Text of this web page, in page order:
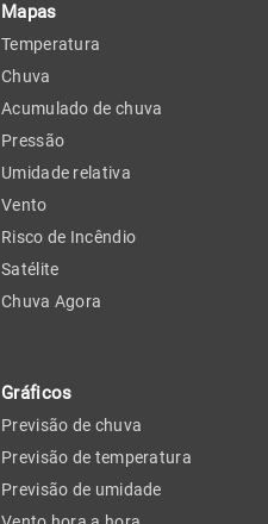
Mapas
Temperatura
Chuva
Acumulado de chuva
Pressão
Umidade relativa
Vento
Risco de Incêndio
Satélite
Chuva Agora
Gráficos
Previsão de chuva
Previsão de temperatura
Previsão de umidade